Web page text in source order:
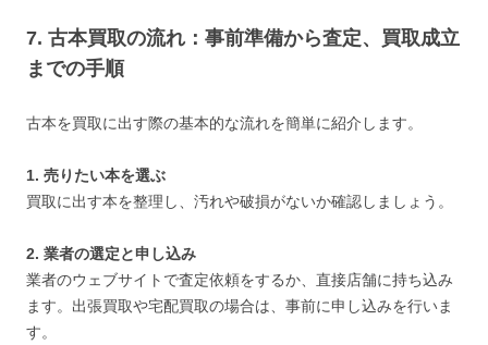
7. 古本買取の流れ：事前準備から査定、買取成立
までの手順
古本を買取に出す際の基本的な流れを簡単に紹介します。
1. 売りたい本を選ぶ
買取に出す本を整理し、汚れや破損がないか確認しましょう。
2. 業者の選定と申し込み
業者のウェブサイトで査定依頼をするか、直接店舗に持ち込み
ます。出張買取や宅配買取の場合は、事前に申し込みを行いま
す。